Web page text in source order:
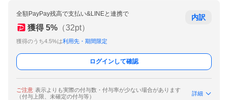
全額PayPay残高で支払い&LINEと連携で
獲得 5% （32pt）
獲得のうち4.5%は利用先・期間限定
内訳
ログインして確認
ご注意 表示よりも実際の付与数・付与率が少ない場合があります
（付与上限、未確定の付与等）
詳細